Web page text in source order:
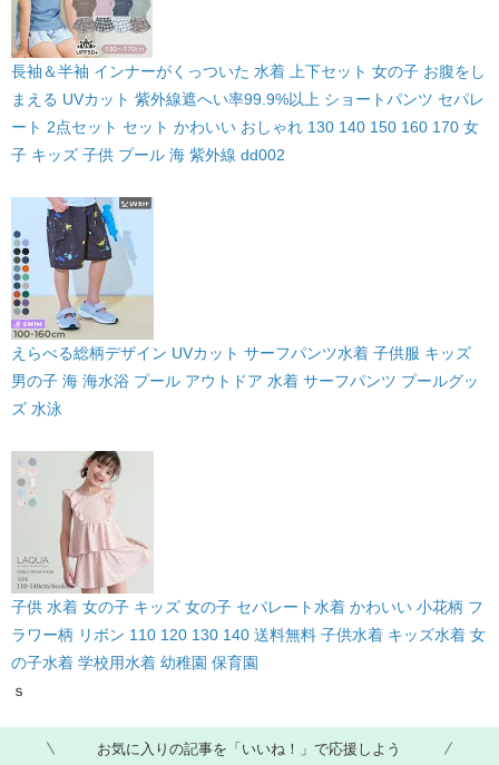
長袖＆半袖 インナーがくっついた 水着 上下セット 女の子 お腹をし
まえる UVカット 紫外線遮へい率99.9%以上 ショートパンツ セパレ
ート 2点セット セット かわいい おしゃれ 130 140 150 160 170 女
子 キッズ 子供 プール 海 紫外線 dd002
えらべる総柄デザイン UVカット サーフパンツ水着 子供服 キッズ
男の子 海 海水浴 プール アウトドア 水着 サーフパンツ プールグッ
ズ 水泳
子供 水着 女の子 キッズ 女の子 セパレート水着 かわいい 小花柄 フ
ラワー柄 リボン 110 120 130 140 送料無料 子供水着 キッズ水着 女
の子水着 学校用水着 幼稚園 保育園
ｓ
お気に入りの記事を「いいね！」で応援しよう